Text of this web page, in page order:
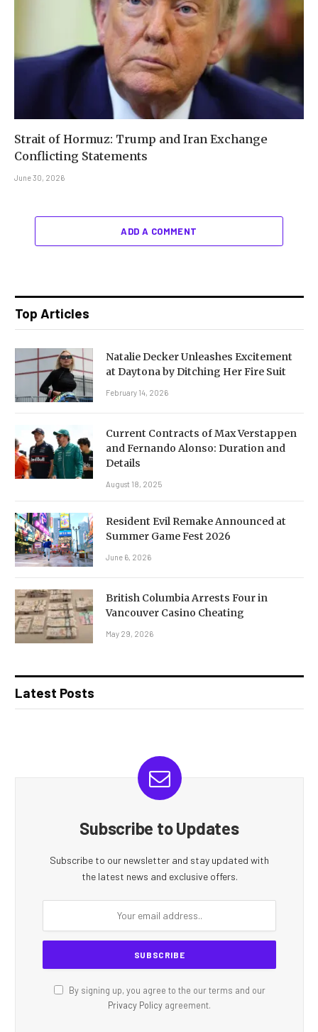
Strait of Hormuz: Trump and Iran Exchange
Conflicting Statements
June 30, 2026
ADD A COMMENT
Top Articles
Natalie Decker Unleashes Excitement
at Daytona by Ditching Her Fire Suit
February 14, 2026
Current Contracts of Max Verstappen
and Fernando Alonso: Duration and
Details
August 18, 2025
Resident Evil Remake Announced at
Summer Game Fest 2026
June 6, 2026
British Columbia Arrests Four in
Vancouver Casino Cheating
May 29, 2026
Latest Posts
Subscribe to Updates
Subscribe to our newsletter and stay updated with
the latest news and exclusive offers.
By signing up, you agree to the our terms and our
Privacy Policy agreement.